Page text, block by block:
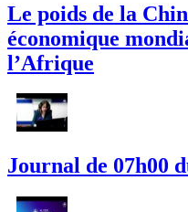
Le poids de la
économique
l’Afrique
Journal de 07h00